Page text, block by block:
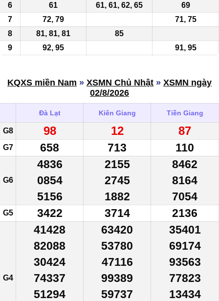
6 61 61, 61, 62, 65
69
7
72, 79
71, 75
8
81, 81, 81
85
9
92, 95 91, 95
KQXS miền Nam » XSMN Chủ Nhật » XSMN ngày
02/8/2026
Đà Lạt Kiên Giang Tiền Giang
G8 98 12 87
G7 658 713 110
G6
4836
0854
5156
2155
2745
1882
8462
8164
7054
G5 3422 3714 2136
G4
41428
82088
30424
74337
51294
63420
53780
47116
99389
59737
35401
69174
93563
77823
13434